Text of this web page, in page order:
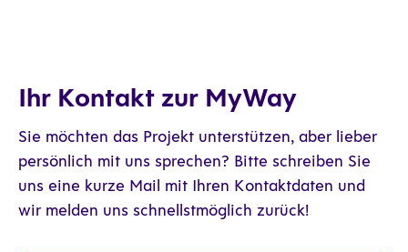
Ihr Kontakt zur MyWay
Sie möchten das Projekt unterstützen, aber lieber
persönlich mit uns sprechen? Bitte schreiben Sie
uns eine kurze Mail mit Ihren Kontaktdaten und
wir melden uns schnellstmöglich zurück!